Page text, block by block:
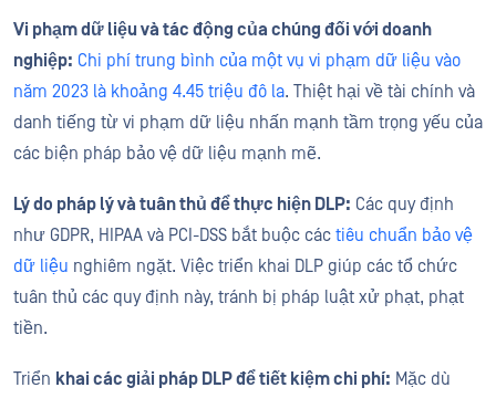
Vi phạm dữ liệu và tác động của chúng đối với doanh
nghiệp: Chi phí trung bình của một vụ vi phạm dữ liệu vào
năm 2023 là khoảng 4.45 triệu đô la. Thiệt hại về tài chính và
danh tiếng từ vi phạm dữ liệu nhấn mạnh tầm trọng yếu của
các biện pháp bảo vệ dữ liệu mạnh mẽ.
Lý do pháp lý và tuân thủ để thực hiện DLP: Các quy định
như GDPR, HIPAA và PCI-DSS bắt buộc các tiêu chuẩn bảo vệ
dữ liệu nghiêm ngặt. Việc triển khai DLP giúp các tổ chức
tuân thủ các quy định này, tránh bị pháp luật xử phạt, phạt
tiền.
Triển khai các giải pháp DLP để tiết kiệm chi phí: Mặc dù